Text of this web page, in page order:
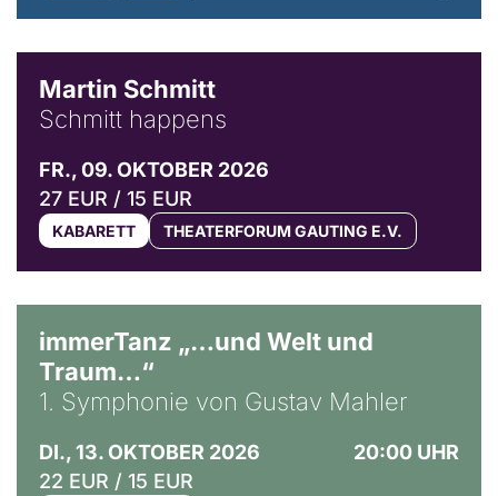
Martin Schmitt
Schmitt happens
FR., 09. OKTOBER 2026
27 EUR / 15 EUR
KABARETT THEATERFORUM GAUTING E.V.
immerTanz „…und Welt und
Traum…“
1. Symphonie von Gustav Mahler
DI., 13. OKTOBER 2026
20:00 UHR
22 EUR / 15 EUR